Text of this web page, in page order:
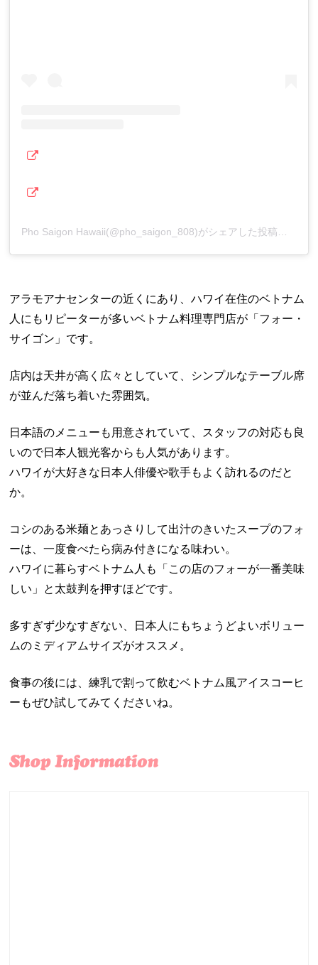
アラモアナセンターの近くにあり、ハワイ在住のベトナム
人にもリピーターが多いベトナム料理専門店が「フォー・
サイゴン」です。
店内は天井が高く広々としていて、シンプルなテーブル席
が並んだ落ち着いた雰囲気。
日本語のメニューも用意されていて、スタッフの対応も良
いので日本人観光客からも人気があります。
ハワイが大好きな日本人俳優や歌手もよく訪れるのだと
か。
コシのある米麺とあっさりして出汁のきいたスープのフォ
ーは、一度食べたら病み付きになる味わい。
ハワイに暮らすベトナム人も「この店のフォーが一番美味
しい」と太鼓判を押すほどです。
多すぎず少なすぎない、日本人にもちょうどよいボリュー
ムのミディアムサイズがオススメ。
食事の後には、練乳で割って飲むベトナム風アイスコーヒ
ーもぜひ試してみてくださいね。